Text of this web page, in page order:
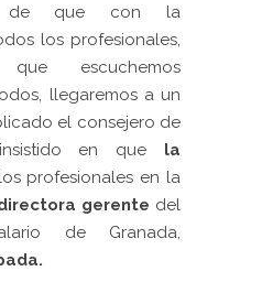
de que con la
los profesionales,
escuchemos
llegaremos a un
el consejero de
en que la
profesionales en la
gerente del
de Granada,